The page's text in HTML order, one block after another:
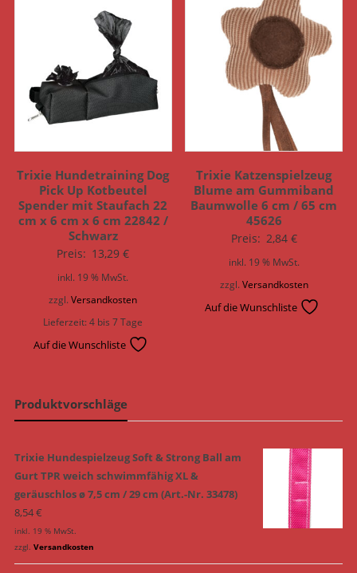
Trixie Hundetraining Dog
Pick Up Kotbeutel
Spender mit Staufach 22
cm x 6 cm x 6 cm 22842 /
Schwarz
Preis: 13,29€
inkl. 19 % MwSt.
zzgl.Versandkosten
Lieferzeit:4 bis 7 Tage
Auf die Wunschliste
Trixie Katzenspielzeug
Blume am Gummiband
Baumwolle 6 cm / 65 cm
45626
Preis: 2,84 €
inkl. 19 % MwSt.
zzgl. Versandkosten
Auf die Wunschliste
Produktvorschläge
Trixie Hundespielzeug Soft & Strong Ball am
Gurt TPR weich schwimmfähig XL &
geräuschlos ø 7,5 cm / 29 cm (Art.-Nr. 33478)
8,54€
inkl. 19 % MwSt.
zzgl. Versandkosten